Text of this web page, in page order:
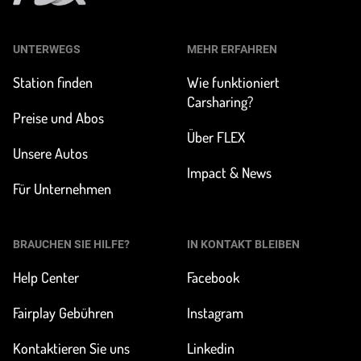
UNTERWEGS
Station finden
Preise und Abos
Unsere Autos
Für Unternehmen
MEHR ERFAHREN
Wie funktioniert
Carsharing?
Über FLEX
Impact & News
BRAUCHEN SIE HILFE?
Help Center
Fairplay Gebühren
Kontaktieren Sie uns
IN KONTAKT BLEIBEN
Facebook
Instagram
Linkedin